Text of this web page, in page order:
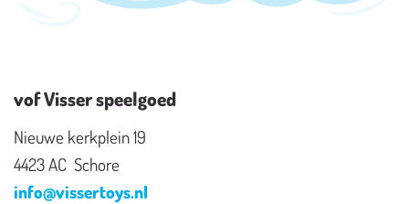
vof Visser speelgoed
Nieuwe kerkplein 19
4423 AC Schore
info@vissertoys.nl